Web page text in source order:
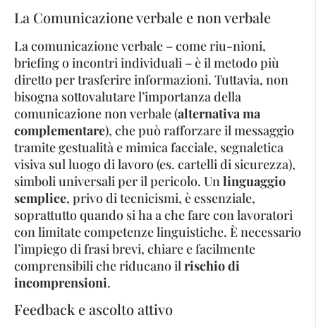
La Comunicazione verbale e non verbale
La comunicazione verbale – come riu-nioni,
briefing o incontri individuali – è il metodo più
diretto per trasferire informazioni. Tuttavia, non
bisogna sottovalutare l’importanza della
comunicazione non verbale (alternativa ma
complementare), che può rafforzare il messaggio
tramite gestualità e mimica facciale, segnaletica
visiva sul luogo di lavoro (es. cartelli di sicurezza),
simboli universali per il pericolo. Unlinguaggio
semplice, privo di tecnicismi, è essenziale,
soprattutto quando si ha a che fare con lavoratori
con limitate competenze linguistiche. È necessario
l’impiego di frasi brevi, chiare e facilmente
comprensibili che riducano ilrischio di
incomprensioni.
Feedback e ascolto attivo